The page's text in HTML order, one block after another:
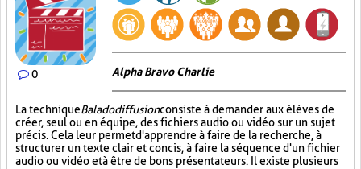
0 Alpha Bravo Charlie
La techniqueBaladodiffusionconsiste à demander aux élèves de
créer, seul ou en équipe, des fichiers audio ou vidéo sur un sujet
précis. Cela leur permet d'apprendre à faire de la recherche, à
structurer un texte clair et concis, à faire la séquence d'un fichier
audio ou vidéo et à être de bons présentateurs. Il existe plusieurs